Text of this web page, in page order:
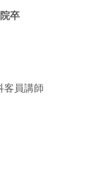
卒
客員講師